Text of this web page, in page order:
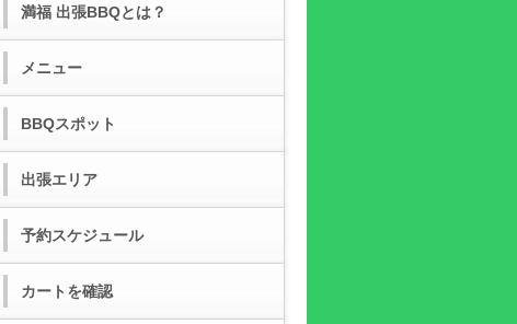
満福 出張BBQとは？
メニュー
BBQスポット
出張エリア
予約スケジュール
カートを確認